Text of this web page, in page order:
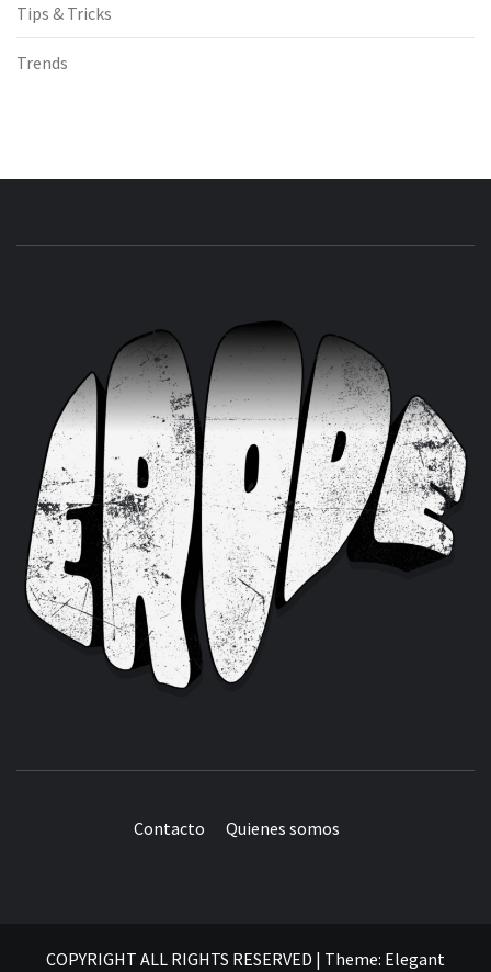
Tips & Tricks
Trends
Contacto Quienes somos
COPYRIGHT ALL RIGHTS RESERVED | Theme: Elegant